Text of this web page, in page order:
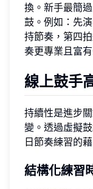
換。新手最簡
鼓。例如：先
持節奏，第四
奏更專業且富有
線上鼓手
持續性是進步
變。透過虛擬
日節奏練習的藉
結構化練習